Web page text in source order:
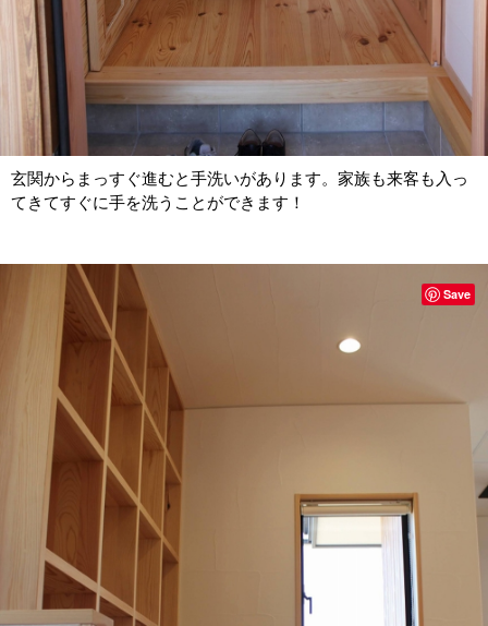
玄関からまっすぐ進むと手洗いがあります。家族も来客も入っ
てきてすぐに手を洗うことができます！
Save